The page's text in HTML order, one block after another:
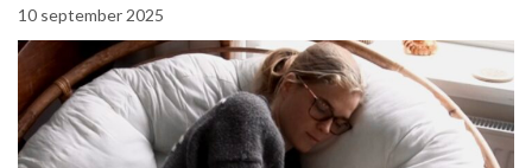
10 september 2025